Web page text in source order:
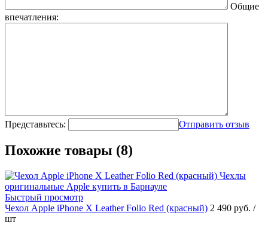
Общие
впечатления:
Представьтесь: Отправить отзыв
Похожие товары (8)
Быстрый просмотр
Чехол Apple iPhone X Leather Folio Red (красный) 2 490 руб. /
шт